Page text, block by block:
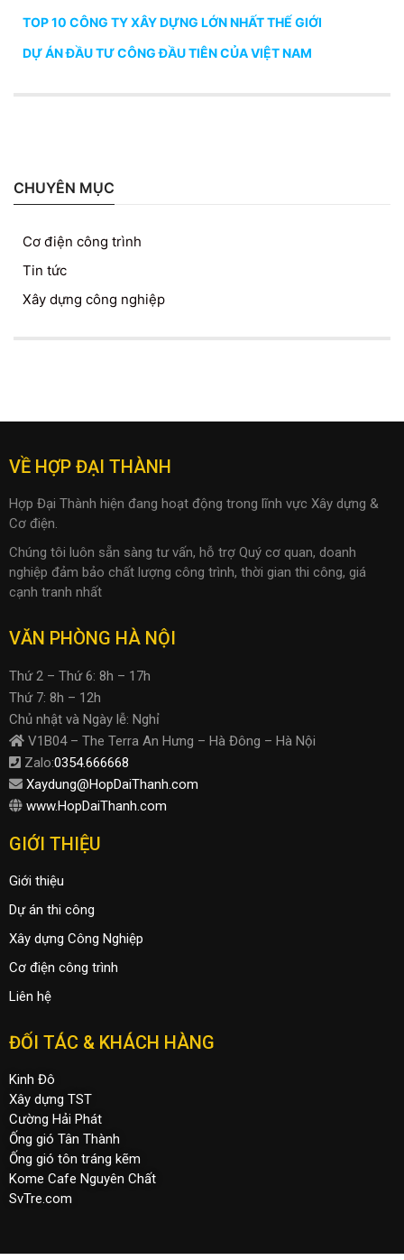
TOP 10 CÔNG TY XÂY DỰNG LỚN NHẤT THẾ GIỚI
DỰ ÁN ĐẦU TƯ CÔNG ĐẦU TIÊN CỦA VIỆT NAM
CHUYÊN MỤC
Cơ điện công trình
Tin tức
Xây dựng công nghiệp
VỀ HỢP ĐẠI THÀNH
Hợp Đại Thành hiện đang hoạt động trong lĩnh vực Xây dựng &
Cơ điện.
Chúng tôi luôn sẵn sàng tư vấn, hỗ trợ Quý cơ quan, doanh
nghiệp đảm bảo chất lượng công trình, thời gian thi công, giá
cạnh tranh nhất
VĂN PHÒNG HÀ NỘI
Thứ 2 – Thứ 6: 8h – 17h
Thứ 7: 8h – 12h
Chủ nhật và Ngày lễ: Nghỉ
V1B04 – The Terra An Hưng – Hà Đông – Hà Nội
Zalo:0354.666668
Xaydung@HopDaiThanh.com
www.HopDaiThanh.com
GIỚI THIỆU
Giới thiệu
Dự án thi công
Xây dựng Công Nghiệp
Cơ điện công trình
Liên hệ
ĐỐI TÁC & KHÁCH HÀNG
Kinh Đô
Xây dựng TST
Cường Hải Phát
Ống gió Tân Thành
Ống gió tôn tráng kẽm
Kome Cafe Nguyên Chất
SvTre.com